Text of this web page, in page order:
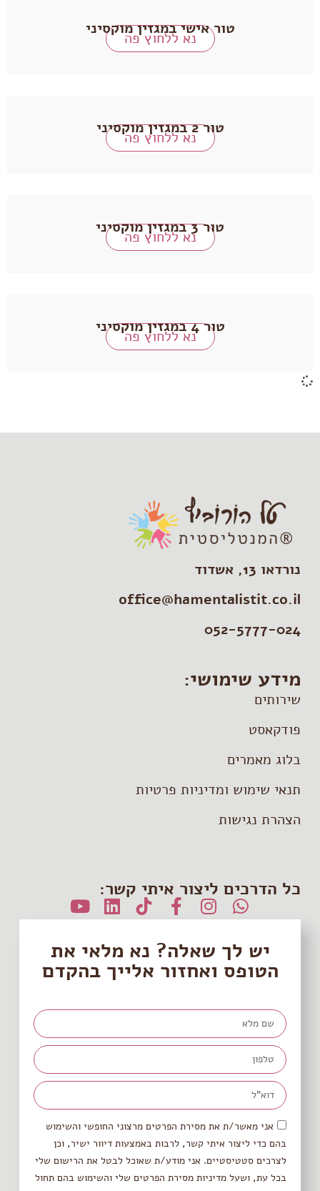
נא ללחוץ פה
טור אישי במגזין מוקסיני
נא ללחוץ פה
טור 2 במגזין מוקסיני
נא ללחוץ פה
טור 3 במגזין מוקסיני
נא ללחוץ פה
טור 4 במגזין מוקסיני
נורדאו 13, אשדוד
office@hamentalistit.co.il
052-5777-024
מידע שימושי:
שירותים
פודקאסט
בלוג מאמרים
תנאי שימוש ומדיניות פרטיות
הצהרת נגישות
כל הדרכים ליצור איתי קשר:
יש לך שאלה? נא מלאי את
הטופס ואחזור אלייך בהקדם
אני מאשר/ת את מסירת הפרטים מרצוני החופשי והשימוש
בהם כדי ליצור איתי קשר, לרבות באמצעות דיוור ישיר, וכן
לצרכים סטטיסטיים. אני מודע/ת שאוכל לבטל את הרישום שלי
בכל עת, ושעל מדיניות מסירת הפרטים שלי והשימוש בהם תחול